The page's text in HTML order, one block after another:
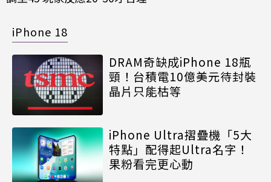
iPhone 18
DRAM奇缺成iPhone 18瓶
頸！台積電10億美元待封裝
晶片只能枯等
iPhone Ultra摺疊機「5大
特點」配得起Ultra名字！
果粉看完更心動